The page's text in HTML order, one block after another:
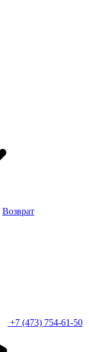
Возврат
+7 (473) 754-61-50